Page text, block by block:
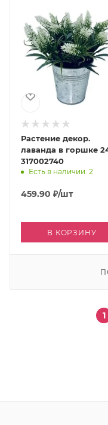
Растение декор.
лаванда в горшке
317002740
Есть в наличии: 2
459.90 ₽/шт
В КОРЗИНУ
1